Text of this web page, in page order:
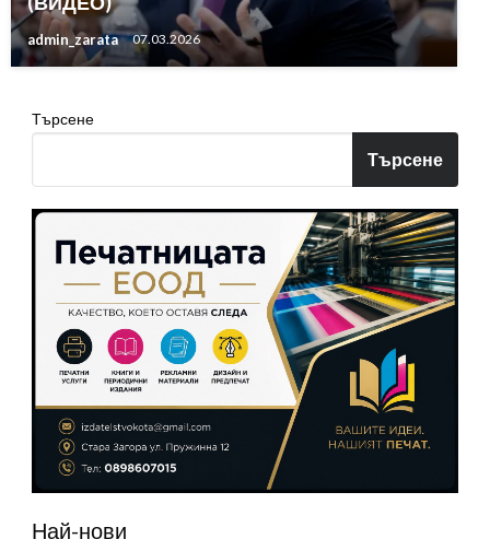
admin_zarata 07.03.2026
Търсене
Търсене
Най-нови